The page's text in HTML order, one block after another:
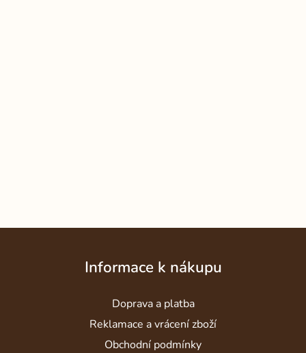
Informace k nákupu
Doprava a platba
Reklamace a vrácení zboží
Obchodní podmínky